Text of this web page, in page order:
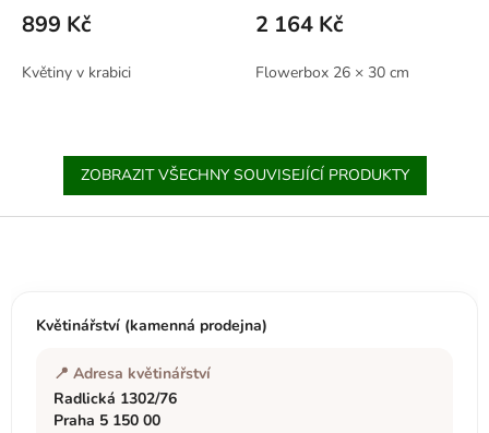
899 Kč
Květiny v krabici
2 164 Kč
Flowerbox 26 × 30 cm
ZOBRAZIT VŠECHNY SOUVISEJÍCÍ PRODUKTY
Z
Květinářství (kamenná prodejna)
📍 Adresa květinářství
Radlická 1302/76
Praha 5 150 00